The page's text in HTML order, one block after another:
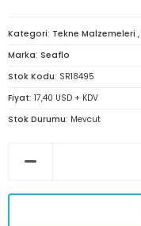
Kategori Tekne Malzemeleri ,
Marka Seaflo
Stok Kodu SR18495
Fiyat 17,40 USD + KDV
Stok Durumu Mevcut